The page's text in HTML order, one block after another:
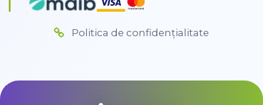
Politica de confidențialitate